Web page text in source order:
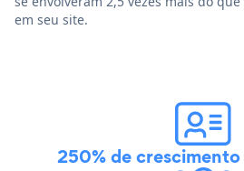
em seu site.
250% de crescimento